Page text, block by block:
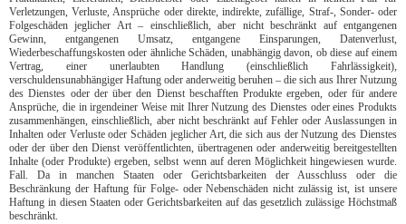
Verletzungen, Verluste, Ansprüche oder direkte, indirekte, zufällige, Straf-, Sonder- oder
Folgeschäden jeglicher Art – einschließlich, aber nicht beschränkt auf entgangenen
Gewinn, entgangenen Umsatz, entgangene Einsparungen, Datenverlust,
Wiederbeschaffungskosten oder ähnliche Schäden, unabhängig davon, ob diese auf einem
Vertrag, einer unerlaubten Handlung (einschließlich Fahrlässigkeit),
verschuldensunabhängiger Haftung oder anderweitig beruhen – die sich aus Ihrer Nutzung
des Dienstes oder der über den Dienst beschafften Produkte ergeben, oder für andere
Ansprüche, die in irgendeiner Weise mit Ihrer Nutzung des Dienstes oder eines Produkts
zusammenhängen, einschließlich, aber nicht beschränkt auf Fehler oder Auslassungen in
Inhalten oder Verluste oder Schäden jeglicher Art, die sich aus der Nutzung des Dienstes
oder der über den Dienst veröffentlichten, übertragenen oder anderweitig bereitgestellten
Inhalte (oder Produkte) ergeben, selbst wenn auf deren Möglichkeit hingewiesen wurde.
Fall. Da in manchen Staaten oder Gerichtsbarkeiten der Ausschluss oder die
Beschränkung der Haftung für Folge- oder Nebenschäden nicht zulässig ist, ist unsere
Haftung in diesen Staaten oder Gerichtsbarkeiten auf das gesetzlich zulässige Höchstmaß
beschränkt.